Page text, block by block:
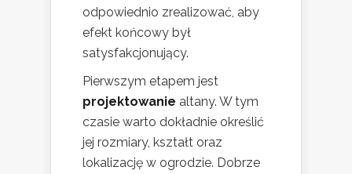
odpowiednio zrealizować, aby
efekt końcowy był
satysfakcjonujący.
Pierwszym etapem jest
projektowanie altany. W tym
czasie warto dokładnie określić
jej rozmiary, kształt oraz
lokalizację w ogrodzie. Dobrze